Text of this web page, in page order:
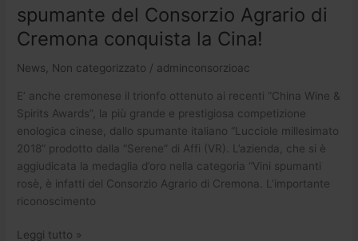
spumante del Consorzio Agrario di
Cremona conquista la Cina!
News Non categorizzato / adminconsorzioac
E’ anche cremonese il trionfo ottenuto ai recenti “China Wine &
Spirits Awards”, la più grande e prestigiosa competizione
enologica cinese, dallo spumante italiano “Lucciole millesimato
2018” prodotto dalla “Serene” di Affi (VR). L’azienda, che si è
aggiudicata la medaglia d’oro nella categoria “Vini spumanti
rosè, è infatti del Consorzio Agrario di Cremona. L’importante
riconoscimento
Cremona
conquista
la
Cina!
Leggi tutto »